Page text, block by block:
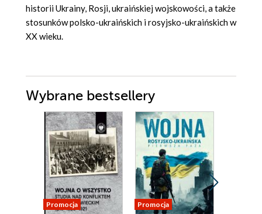
historii Ukrainy, Rosji, ukraińskiej wojskowości, a także
stosunków polsko-ukraińskich i rosyjsko-ukraińskich w
XX wieku.
Wybrane bestsellery
Promocja Promocja